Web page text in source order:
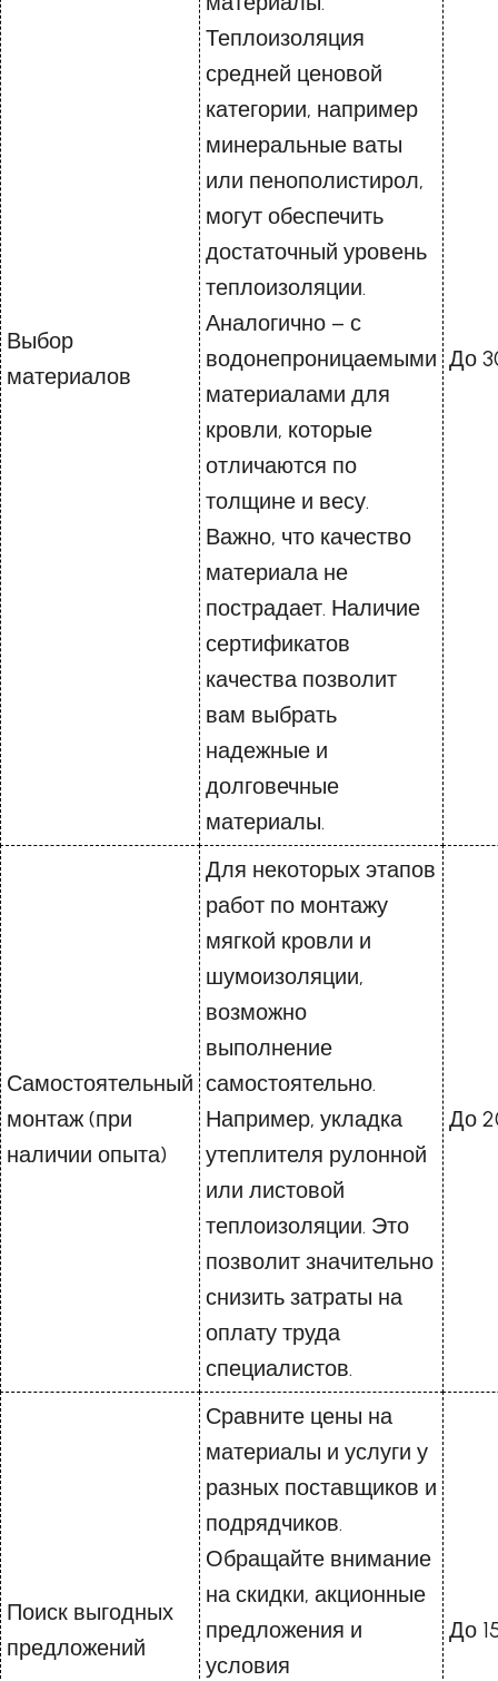
Выбор
материалов
Теплоизоляция
средней ценовой
категории, например
минеральные ваты
или пенополистирол,
могут обеспечить
достаточный уровень
теплоизоляции.
Аналогично – с
водонепроницаемыми
материалами для
кровли, которые
отличаются по
толщине и весу.
Важно, что качество
материала не
пострадает. Наличие
сертификатов
качества позволит
вам выбрать
надежные и
долговечные
материалы.
До
Самостоятельный
монтаж (при
наличии опыта)
Для некоторых этапов
работ по монтажу
мягкой кровли и
шумоизоляции,
возможно
выполнение
самостоятельно.
Например, укладка
утеплителя рулонной
или листовой
теплоизоляции. Это
позволит значительно
снизить затраты на
оплату труда
специалистов.
До
Поиск выгодных
предложений
Сравните цены на
материалы и услуги у
разных поставщиков и
подрядчиков.
Обращайте внимание
на скидки, акционные
предложения и
условия
До